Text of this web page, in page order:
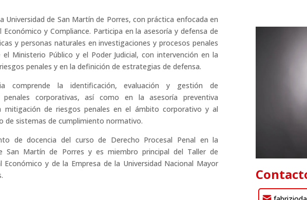
Universidad de San Martín de Porres, con práctica enfocada en
Económico y Compliance. Participa en la asesoría y defensa de
y personas naturales en investigaciones y procesos penales
Ministerio Público y el Poder Judicial, con intervención en la
penales y en la definición de estrategias de defensa.
comprende la identificación, evaluación y gestión de
penales corporativas, así como en la asesoría preventiva
mitigación de riesgos penales en el ámbito corporativo y al
de sistemas de cumplimiento normativo.
de docencia del curso de Derecho Procesal Penal en la
San Martín de Porres y es miembro principal del Taller de
Económico y de la Empresa de la Universidad Nacional Mayor